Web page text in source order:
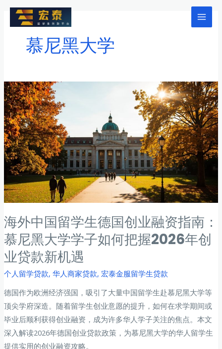
Main
慕尼黑大学
海外中国留学生德国创业融资指南：
慕尼黑大学学子如何把握2026年创
业贷款新机遇
个人留学贷款, 华人商家贷款, 宏泰金服留学生贷款
德国作为欧洲经济强国，吸引了大量中国留学生赴慕尼黑大学等
顶尖学府深造。随着留学生创业意愿的提升，如何在求学期间或
毕业后顺利获得创业融资，成为许多华人学子关注的焦点。本文
深入解读2026年德国创业贷款政策，为慕尼黑大学的华人留学生
提供实用的创业融资攻略。